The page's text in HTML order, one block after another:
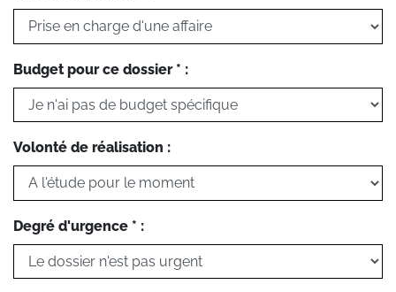
Budget pour ce dossier * :
Volonté de réalisation :
Degré d'urgence * :